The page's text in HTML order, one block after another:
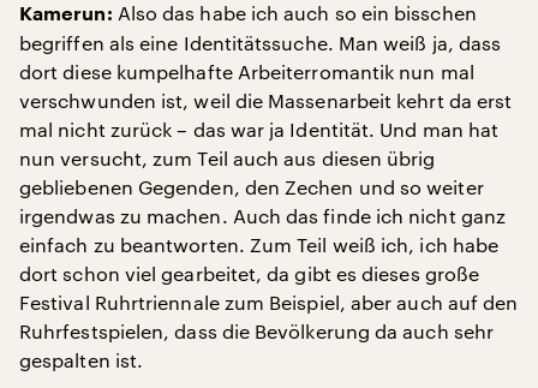
Kamerun: Also das habe ich auch so ein bisschen
begriffen als eine Identitätssuche. Man weiß ja, dass
dort diese kumpelhafte Arbeiterromantik nun mal
verschwunden ist, weil die Massenarbeit kehrt da erst
mal nicht zurück – das war ja Identität. Und man hat
nun versucht, zum Teil auch aus diesen übrig
gebliebenen Gegenden, den Zechen und so weiter
irgendwas zu machen. Auch das finde ich nicht ganz
einfach zu beantworten. Zum Teil weiß ich, ich habe
dort schon viel gearbeitet, da gibt es dieses große
Festival Ruhrtriennale zum Beispiel, aber auch auf den
Ruhrfestspielen, dass die Bevölkerung da auch sehr
gespalten ist.